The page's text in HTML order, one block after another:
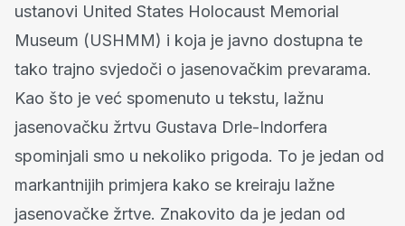
ustanovi United States Holocaust Memorial
Museum (USHMM) i koja je javno dostupna te
tako trajno svjedoči o jasenovačkim prevarama.
Kao što je već spomenuto u tekstu, lažnu
jasenovačku žrtvu Gustava Drle-Indorfera
spominjali smo u nekoliko prigoda. To je jedan od
markantnijih primjera kako se kreiraju lažne
jasenovačke žrtve. Znakovito da je jedan od